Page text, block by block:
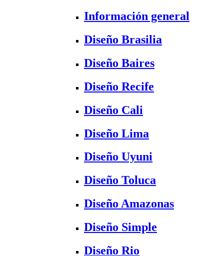
Información general
Diseño Brasilia
Diseño Baires
Diseño Recife
Diseño Cali
Diseño Lima
Diseño Uyuni
Diseño Toluca
Diseño Amazonas
Diseño Simple
Diseño Rio